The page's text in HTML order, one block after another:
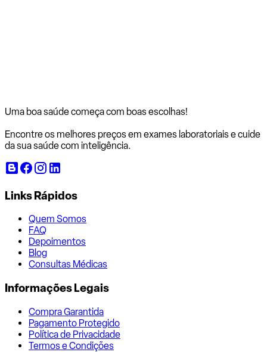
Uma boa saúde começa com boas escolhas!
Encontre os melhores preços em exames laboratoriais e cuide
da sua saúde com inteligência.
Links Rápidos
Quem Somos
FAQ
Depoimentos
Blog
Consultas Médicas
Informações Legais
Compra Garantida
Pagamento Protegido
Política de Privacidade
Termos e Condições